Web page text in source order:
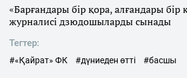
«Барғандары бір қора, алғандары бір
журналисі дзюдошыларды сынады
Тегтер:
#«Қайрат» ФК #дүниеден өтті #басшы